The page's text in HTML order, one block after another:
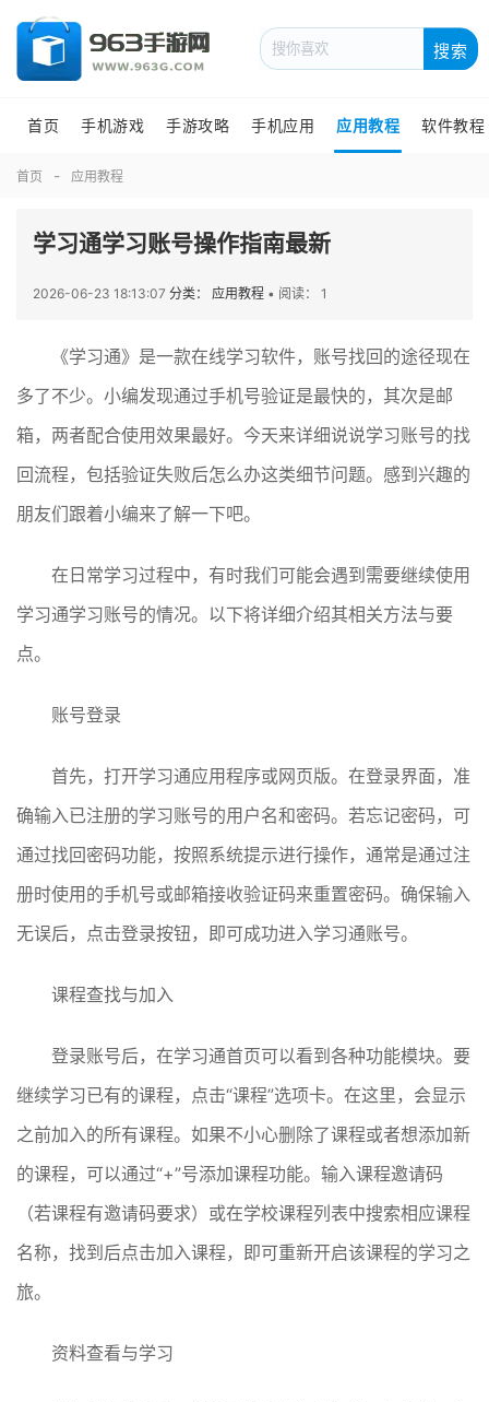
搜索
首页 手机游戏 手游攻略 手机应用 应用教程 软件教程
首页 应用教程
学习通学习账号操作指南最新
2026-06-23 18:13:07 分类： 应用教程 • 阅读： 1
《学习通》是一款在线学习软件，账号找回的途径现在
多了不少。小编发现通过手机号验证是最快的，其次是邮
箱，两者配合使用效果最好。今天来详细说说学习账号的找
回流程，包括验证失败后怎么办这类细节问题。感到兴趣的
朋友们跟着小编来了解一下吧。
在日常学习过程中，有时我们可能会遇到需要继续使用
学习通学习账号的情况。以下将详细介绍其相关方法与要
点。
账号登录
首先，打开学习通应用程序或网页版。在登录界面，准
确输入已注册的学习账号的用户名和密码。若忘记密码，可
通过找回密码功能，按照系统提示进行操作，通常是通过注
册时使用的手机号或邮箱接收验证码来重置密码。确保输入
无误后，点击登录按钮，即可成功进入学习通账号。
课程查找与加入
登录账号后，在学习通首页可以看到各种功能模块。要
继续学习已有的课程，点击“课程”选项卡。在这里，会显示
之前加入的所有课程。如果不小心删除了课程或者想添加新
的课程，可以通过“+”号添加课程功能。输入课程邀请码
（若课程有邀请码要求）或在学校课程列表中搜索相应课程
名称，找到后点击加入课程，即可重新开启该课程的学习之
旅。
资料查看与学习